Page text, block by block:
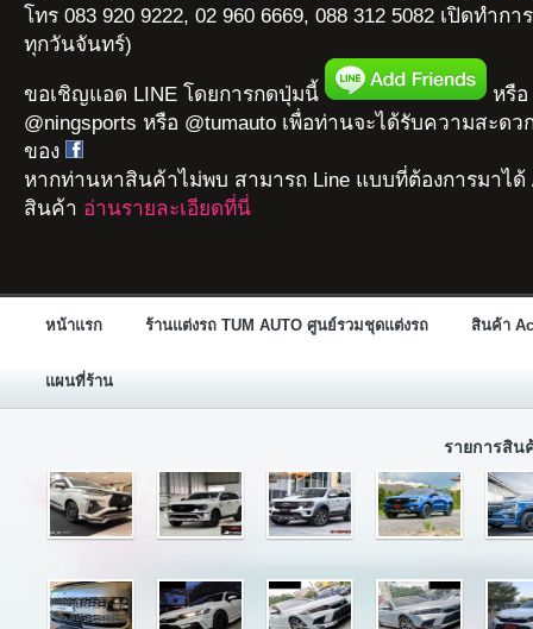
โทร 083 920 9222, 02 960 6669, 088 312 5082 เปิดทำก
ทุกวันจันทร์)
ขอเชิญแอด LINE โดยการกดปุ่มนี้
หรือ
@ningsports หรือ @tumauto เพื่อท่านจะได้รับความสะดว
ของ
หากท่านหาสินค้าไม่พบ สามารถ Line แบบที่ต้องการมาได้
สินค้า อ่านรายละเอียดที่นี่
หน้าแรก ร้านแต่งรถ TUM AUTO ศูนย์รวมชุดแต่งรถ สินค้า
แผนที่ร้าน
รายการสิน